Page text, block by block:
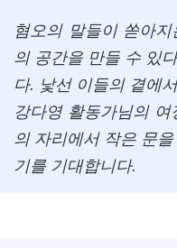
혐오의 말들이 쏟아
의 공간을 만들 수 있
다. 낯선 이들의 곁에
강다영 활동가님의
의 자리에서 작은 문
기를 기대합니다.